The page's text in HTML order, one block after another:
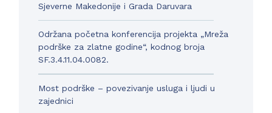
Sjeverne Makedonije i Grada Daruvara
Održana početna konferencija projekta „Mreža
podrške za zlatne godine“, kodnog broja
SF.3.4.11.04.0082.
Most podrške – povezivanje usluga i ljudi u
zajednici